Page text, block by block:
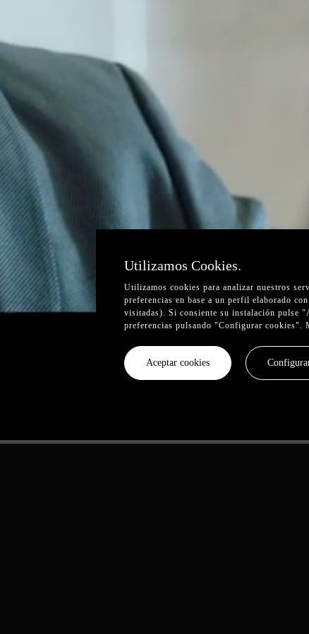
Utilizamos Cookies.
Utilizamos cookies para analizar nuestros
preferencias en base a un perfil elaborado
visitadas). Si consiente su instalación pulse
preferencias pulsando "Configurar cookies".
Aceptar cookies